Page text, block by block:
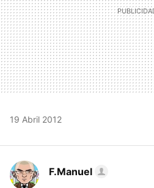
19 Abril 2012
F.Manuel